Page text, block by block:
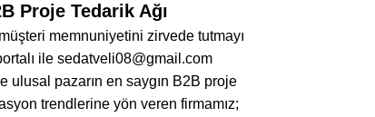
Proje Tedarik Ağı
memnuniyetini zirvede tutmayı
ile sedatveli08@gmail.com
ulusal pazarın en saygın B2B proje
trendlerine yön veren firmamız;